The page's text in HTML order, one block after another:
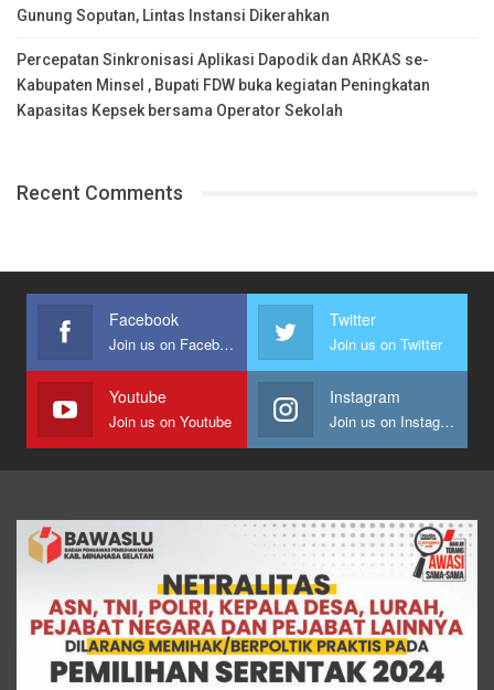
Gunung Soputan, Lintas Instansi Dikerahkan
Percepatan Sinkronisasi Aplikasi Dapodik dan ARKAS se-
Kabupaten Minsel , Bupati FDW buka kegiatan Peningkatan
Kapasitas Kepsek bersama Operator Sekolah
Recent Comments
Facebook
Join us on Facebook
Twitter
Join us on Twitter
Youtube
Join us on Youtube
Instagram
Join us on Instagram